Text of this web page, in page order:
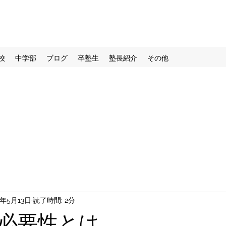
中学部 ブログ 卒塾生 塾長紹介 その他
5月13日 読了時間: 2分